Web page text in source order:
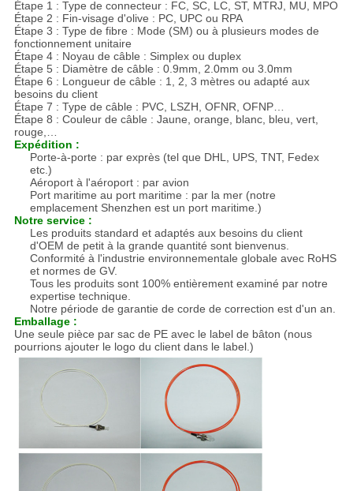
Étape 1 : Type de connecteur : FC, SC, LC, ST, MTRJ, MU, MPO
Étape 2 : Fin-visage d'olive : PC, UPC ou RPA
Étape 3 : Type de fibre : Mode (SM) ou à plusieurs modes de
fonctionnement unitaire
Étape 4 : Noyau de câble : Simplex ou duplex
Étape 5 : Diamètre de câble : 0.9mm, 2.0mm ou 3.0mm
Étape 6 : Longueur de câble : 1, 2, 3 mètres ou adapté aux
besoins du client
Étape 7 : Type de câble : PVC, LSZH, OFNR, OFNP…
Étape 8 : Couleur de câble : Jaune, orange, blanc, bleu, vert,
rouge,…
Expédition :
Porte-à-porte : par exprès (tel que DHL, UPS, TNT, Fedex
etc.)
Aéroport à l'aéroport : par avion
Port maritime au port maritime : par la mer (notre
emplacement Shenzhen est un port maritime.)
Notre service :
Les produits standard et adaptés aux besoins du client
d'OEM de petit à la grande quantité sont bienvenus.
Conformité à l'industrie environnementale globale avec RoHS
et normes de GV.
Tous les produits sont 100% entièrement examiné par notre
expertise technique.
Notre période de garantie de corde de correction est d'un an.
Emballage :
Une seule pièce par sac de PE avec le label de bâton (nous
pourrions ajouter le logo du client dans le label.)